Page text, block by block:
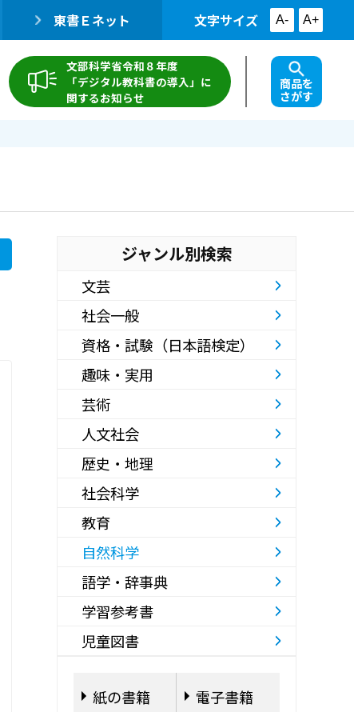
東書Ｅネット 文字サイズ A- A+
文部科学省令和８年度
「デジタル教科書の導入」に
関するお知らせ
商品を
さがす
ジャンル別検索
文芸
社会一般
資格・試験（日本語検定）
趣味・実用
芸術
人文社会
歴史・地理
社会科学
教育
自然科学
語学・辞事典
学習参考書
児童図書
紙の書籍 電子書籍